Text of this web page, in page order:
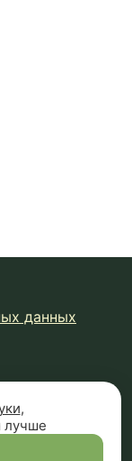
данных
марка.
характер и
,
лучше